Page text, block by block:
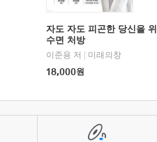
자도 자도 피곤한 당신을
수면 처방
이준용 저
미래의창
18,000원